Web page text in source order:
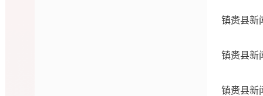
镇赉县新
镇赉县新
镇赉县新